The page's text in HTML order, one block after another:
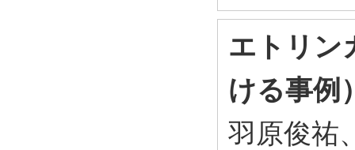
エトリン
ける事例
羽原俊祐